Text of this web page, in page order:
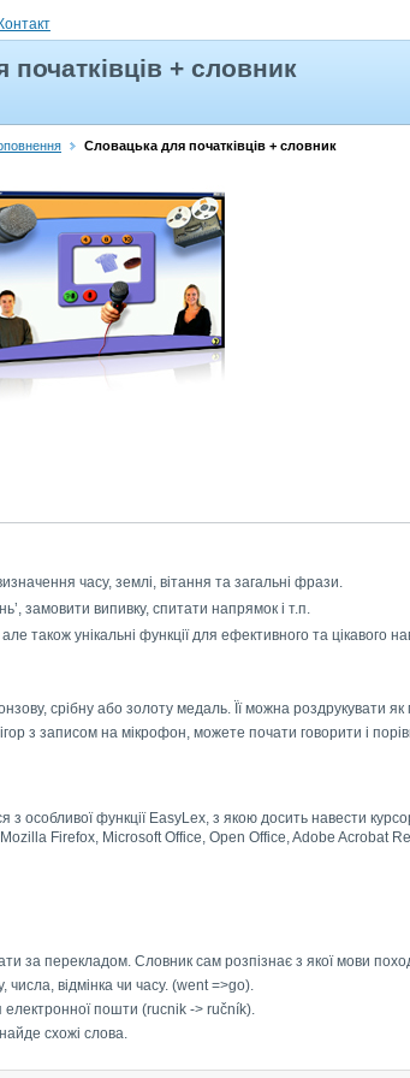
Контакт
+ словник
Словацька для початківців + словник
часу, землі, вітання та загальні фрази.
замовити випивку, спитати напрямок і т.п.
також унікальні функції для ефективного та цікавого
срібну або золоту медаль. Її можна роздрукувати
з записом на мікрофон, можете почати говорити і
особливої функції EasyLex, з якою досить навести
Firefox, Microsoft Office, Open Office, Adobe Acrobat
за перекладом. Словник сам розпізнає з якої мови
відмінка чи часу. (went =>go).
пошти (rucnik -> ručník).
схожі слова.